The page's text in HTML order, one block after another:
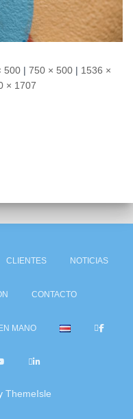
500 | 750 × 500 | 1536 ×
× 1707
CLIENTES NOTICIAS
CONTACTO
MANO
ThemeIsle